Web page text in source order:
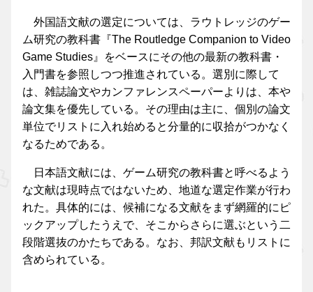
外国語文献の選定については、ラウトレッジのゲー
ム研究の教科書『The Routledge Companion to Video
Game Studies』をベースにその他の最新の教科書・
入門書を参照しつつ推進されている。選別に際して
は、雑誌論文やカンファレンスペーパーよりは、本や
論文集を優先している。その理由は主に、個別の論文
単位でリストに入れ始めると分量的に収拾がつかなく
なるためである。
日本語文献には、ゲーム研究の教科書と呼べるよう
な文献は現時点ではないため、地道な選定作業が行わ
れた。具体的には、候補になる文献をまず網羅的にピ
ックアップしたうえで、そこからさらに選ぶという二
段階選抜のかたちである。なお、邦訳文献もリストに
含められている。